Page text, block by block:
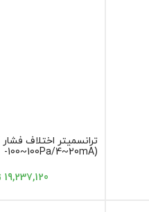
-100~100Pa/4~20mA)
19,237,120 تومان